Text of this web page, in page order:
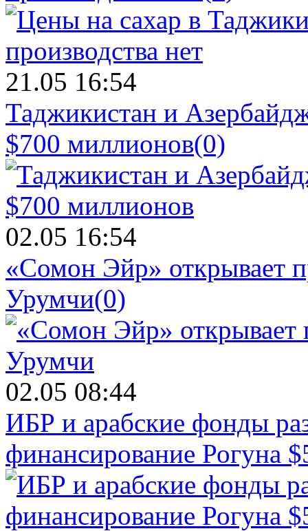
21.05 16:54
Таджикистан и
$700 миллионов(0)
02.05 16:54
«Сомон Эйр» открывает
Урумчи(0)
02.05 08:44
ИБР и арабские фонды
финансирование Рогуна